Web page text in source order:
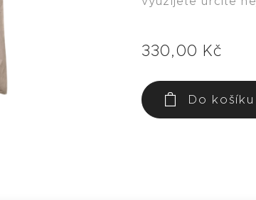
330,00 Kč
Do košíku